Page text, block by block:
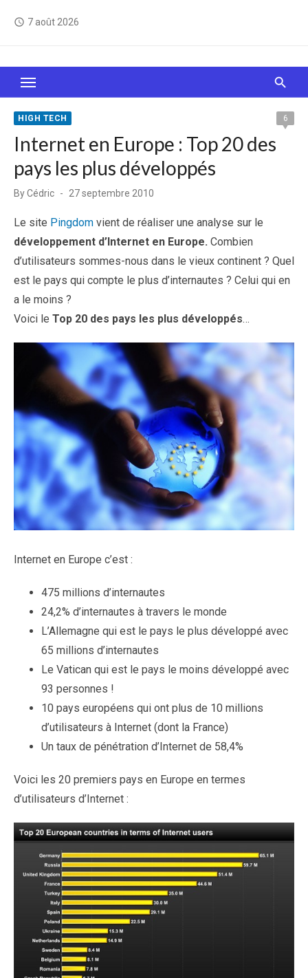
access_time 7 août 2026
Le Web, c'est comme une boîte de chocolats… On
sait jamais sur quoi on va tomber !
HIGH TECH 6
Internet en Europe : Top 20 des
pays les plus développés
ByCédric
Posted
27 septembre 2010
Le site Pingdom vient de réaliser une analyse sur le
développement d’Internet en Europe. Combien
d’utilisateurs sommes-nous dans le vieux continent ? Quel
est le pays qui compte le plus d’internautes ? Celui qui en
a le moins ?
Voici le Top 20 des pays les plus développés…
Internet en Europe c’est :
475 millions d’internautes
24,2% d’internautes à travers le monde
L’Allemagne qui est le pays le plus développé avec
65 millions d’internautes
Le Vatican qui est le pays le moins développé avec
93 personnes !
10 pays européens qui ont plus de 10 millions
d’utilisateurs à Internet (dont la France)
Un taux de pénétration d’Internet de 58,4%
Voici les 20 premiers pays en Europe en termes
d’utilisateurs d’Internet :